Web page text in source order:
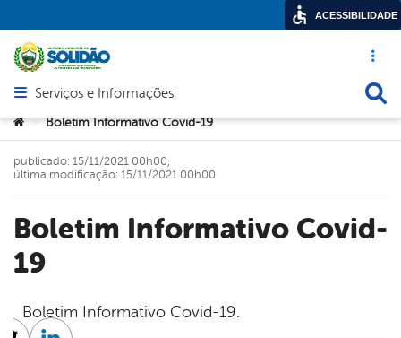
Acesso
Abrir menu principal de navegação
Serviços e Informações
Você está aqui:
> Boletim Informativo Covid-19
Boletim Informativo Covid-
19
publicado: 15/11/2021 00h00,
última modificação: 15/11/2021 00h00
Boletim Informativo Covid-19.
ACESSIBILIDADE